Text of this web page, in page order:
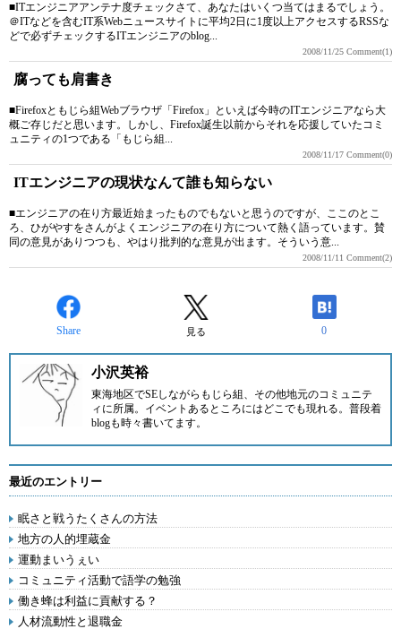
■ITエンジニアアンテナ度チェックさて、あなたはいくつ当てはまるでしょう。
＠ITなどを含むIT系Webニュースサイトに平均2日に1度以上アクセスするRSSな
どで必ずチェックするITエンジニアのblog...
2008/11/25 Comment(1)
腐っても肩書き
■Firefoxともじら組Webブラウザ「Firefox」といえば今時のITエンジニアなら大
概ご存じだと思います。しかし、Firefox誕生以前からそれを応援していたコミ
ュニティの1つである「もじら組...
2008/11/17 Comment(0)
ITエンジニアの現状なんて誰も知らない
■エンジニアの在り方最近始まったものでもないと思うのですが、ここのとこ
ろ、ひがやすをさんがよくエンジニアの在り方について熱く語っています。賛
同の意見がありつつも、やはり批判的な意見が出ます。そういう意...
2008/11/11 Comment(2)
Share 見る 0
小沢英裕
東海地区でSEしながらもじら組、その他地元のコミュニテ
ィに所属。イベントあるところにはどこでも現れる。 普段着
blogも時々書いてます。
最近のエントリー
眠さと戦うたくさんの方法
地方の人的埋蔵金
運動まいうぇい
コミュニティ活動で語学の勉強
働き蜂は利益に貢献する？
人材流動性と退職金